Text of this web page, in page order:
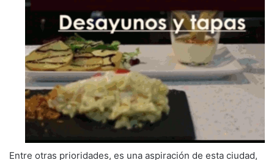
Entre otras prioridades, es una aspiración de esta ciudad,